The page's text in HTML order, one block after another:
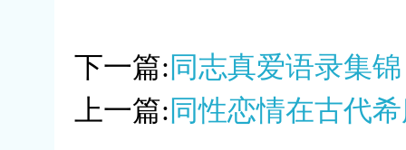
下一篇:同志真爱语录集锦
上一篇:同性恋情在古代